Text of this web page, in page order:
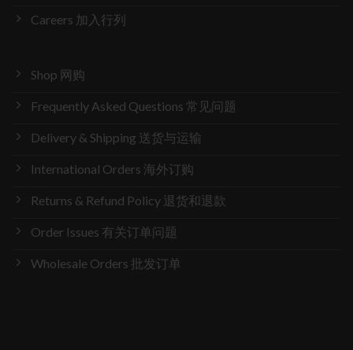
Careers 加入行列
Shop 网购
Frequently Asked Questions 常见问题
Delivery & Shipping 送货与运输
International Orders 海外订购
Returns & Refund Policy 退货和退款
Order Issues 有关订单问题
Wholesale Orders 批发订单